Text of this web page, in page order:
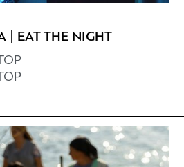
EAT THE NIGHT